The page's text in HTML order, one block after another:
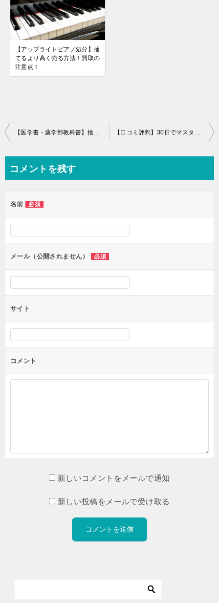
【アップライトピアノ処分】捨
てるより高く売る方法！買取の
注意点！
投
ビ
ー
シ
ョ
ン
【医学書・薬学部教科書】捨てるより高く売る方法！高価買取コツ！ 【口コミ評判】30日でマスターするピアノ教本で弾けた！購入感想！
コメントを残す
名前 必須
メール（公開されません） 必須
サイト
コメント
新しいコメントをメールで通知
新しい投稿をメールで受け取る